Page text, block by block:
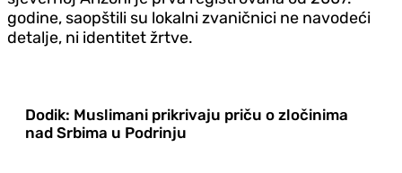
godine, saopštili su lokalni zvaničnici ne navodeći
detalje, ni identitet žrtve.
Dodik: Muslimani prikrivaju priču o zločinima
nad Srbima u Podrinju